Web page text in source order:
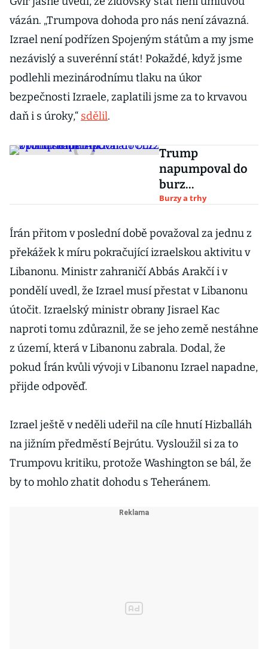
vázán. „Trumpova dohoda pro nás není závazná.
Izrael není podřízen Spojeným státům a my jsme
nezávislý a suverénní stát! Pokaždé, když jsme
podlehli mezinárodnímu tlaku na úkor
bezpečnosti Izraele, zaplatili jsme za to krvavou
daň i s úroky,“ sdělil.
Trump
napumpoval do
burz
optimismus.
toho neměli nic
Burzy a trhy
Írán přitom v poslední době považoval za jednu z
překážek k míru pokračující izraelskou aktivitu v
Libanonu. Ministr zahraničí Abbás Arakčí i v
pondělí uvedl, že Izrael musí přestat v Libanonu
útočit. Izraelský ministr obrany Jisrael Kac
naproti tomu zdůraznil, že se jeho země nestáhne
z území, která v Libanonu zabrala. Dodal, že
pokud Írán kvůli vývoji v Libanonu Izrael napadne,
přijde odpověď.
Izrael ještě v neděli udeřil na cíle hnutí Hizballáh
na jižním předměstí Bejrútu. Vysloužil si za to
Trumpovu kritiku, protože Washington se bál, že
by to mohlo zhatit dohodu s Teheránem.